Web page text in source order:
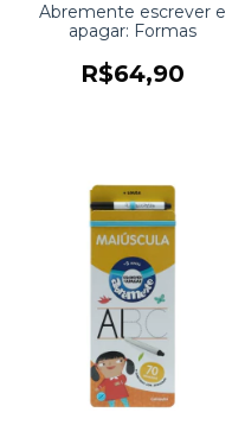
Abremente escrever e
apagar: Formas
R$64,90